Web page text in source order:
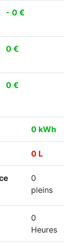
- 0 €
0 €
0 €
0 kWh
0 L
0
pleins
0
Heures